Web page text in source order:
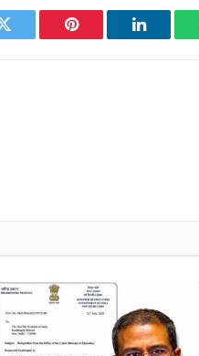
Twitter Pinterest LinkedIn